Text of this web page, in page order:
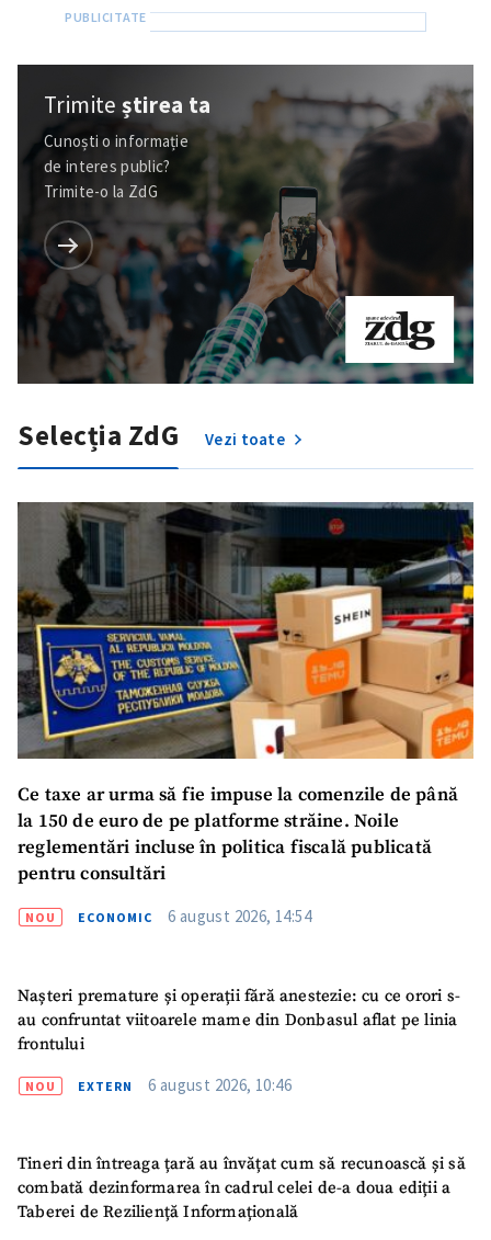
Trimiteștirea ta
Cunoști o informație
de interes public?
Trimite-o la ZdG
Selecția ZdG Vezi toate
Ce taxe ar urma să fie impuse la comenzile de până
la 150 de euro de pe platforme străine. Noile
reglementări incluse în politica fiscală publicată
pentru consultări
NOU ECONOMIC 6 august 2026, 14:54
Nașteri premature și operații fără anestezie: cu ce orori s-
au confruntat viitoarele mame din Donbasul aflat pe linia
frontului
NOU EXTERN 6 august 2026, 10:46
Tineri din întreaga țară au învățat cum să recunoască și să
combată dezinformarea în cadrul celei de-a doua ediții a
Taberei de Reziliență Informațională